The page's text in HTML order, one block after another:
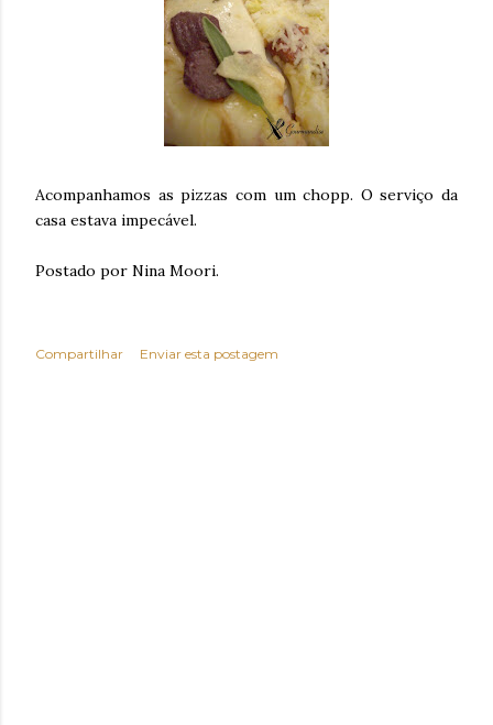
Acompanhamos as pizzas com um chopp. O serviço da
casa estava impecável.
Postado por Nina Moori.
Compartilhar Enviar esta postagem